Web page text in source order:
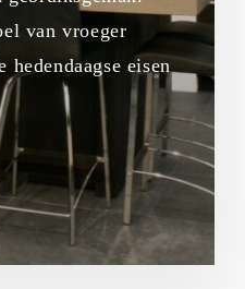
van vroeger
hedendaagse eisen